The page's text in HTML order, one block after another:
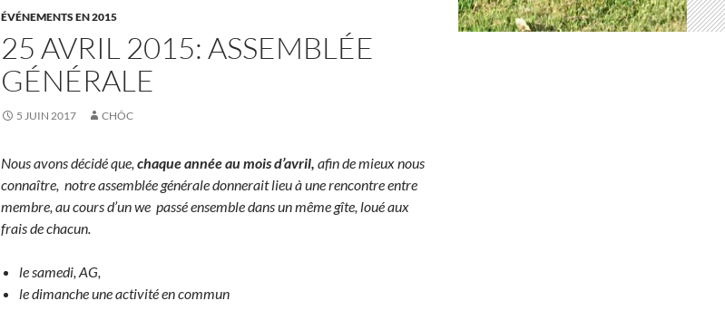
ÉVÉNEMENTS EN 2015
25 AVRIL 2015: ASSEMBLÉE
GÉNÉRALE
5 JUIN 2017 CHÔC
Nous avons décidé que, chaque année au mois d’avril, afin de mieux nous
connaître, notre assemblée générale donnerait lieu à une rencontre entre
membre, au cours d’un we passé ensemble dans un même gîte, loué aux
frais de chacun.
le samedi, AG,
le dimanche une activité en commun